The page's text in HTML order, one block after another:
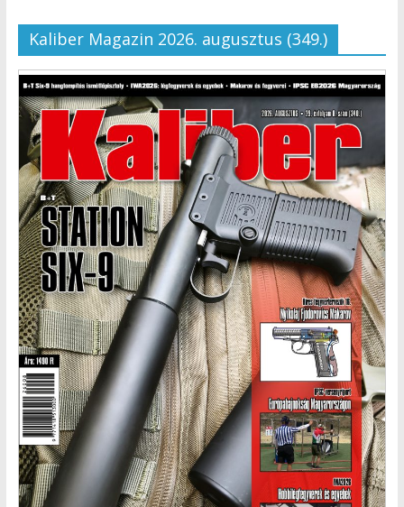
Kaliber Magazin 2026. augusztus (349.)